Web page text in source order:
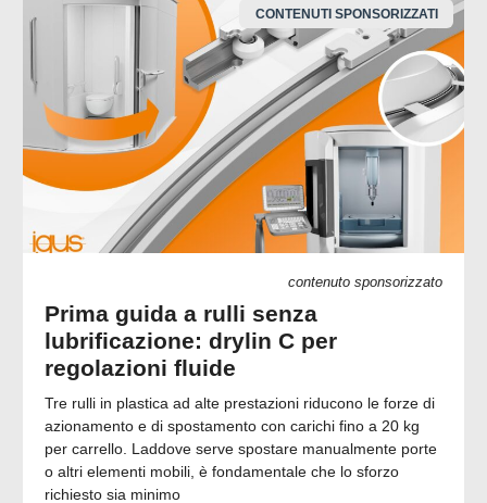
CONTENUTI SPONSORIZZATI
contenuto sponsorizzato
Prima guida a rulli senza
lubrificazione: drylin C per
regolazioni fluide
Tre rulli in plastica ad alte prestazioni riducono le forze di
azionamento e di spostamento con carichi fino a 20 kg
per carrello. Laddove serve spostare manualmente porte
o altri elementi mobili, è fondamentale che lo sforzo
richiesto sia minimo